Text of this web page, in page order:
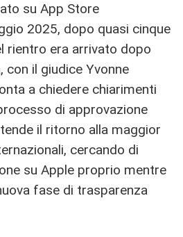
su App Store
2025, dopo quasi cinque
rientro era arrivato dopo
il giudice Yvonne
a chiedere chiarimenti
di approvazione
il ritorno alla maggior
cercando di
su Apple proprio mentre
fase di trasparenza